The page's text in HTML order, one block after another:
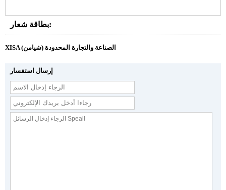
بطاقة شعار:
XISA (شيامن) الصناعة والتجارة المحدودة
إرسال استفسار